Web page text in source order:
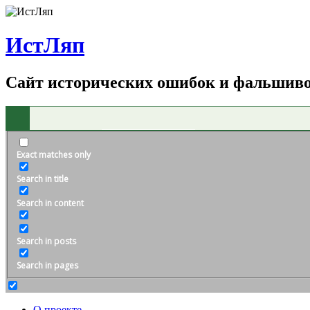
ИстЛяп
Сайт исторических ошибок и
Exact matches only
Search in title
Search in content
Search in posts
Search in pages